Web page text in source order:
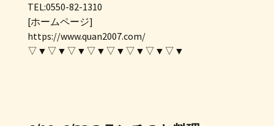
TEL:0550-82-1310
[ホームページ]
https://www.quan2007.com/
▽▼▽▼▽▼▽▼▽▼▽▼▽▼▽▼